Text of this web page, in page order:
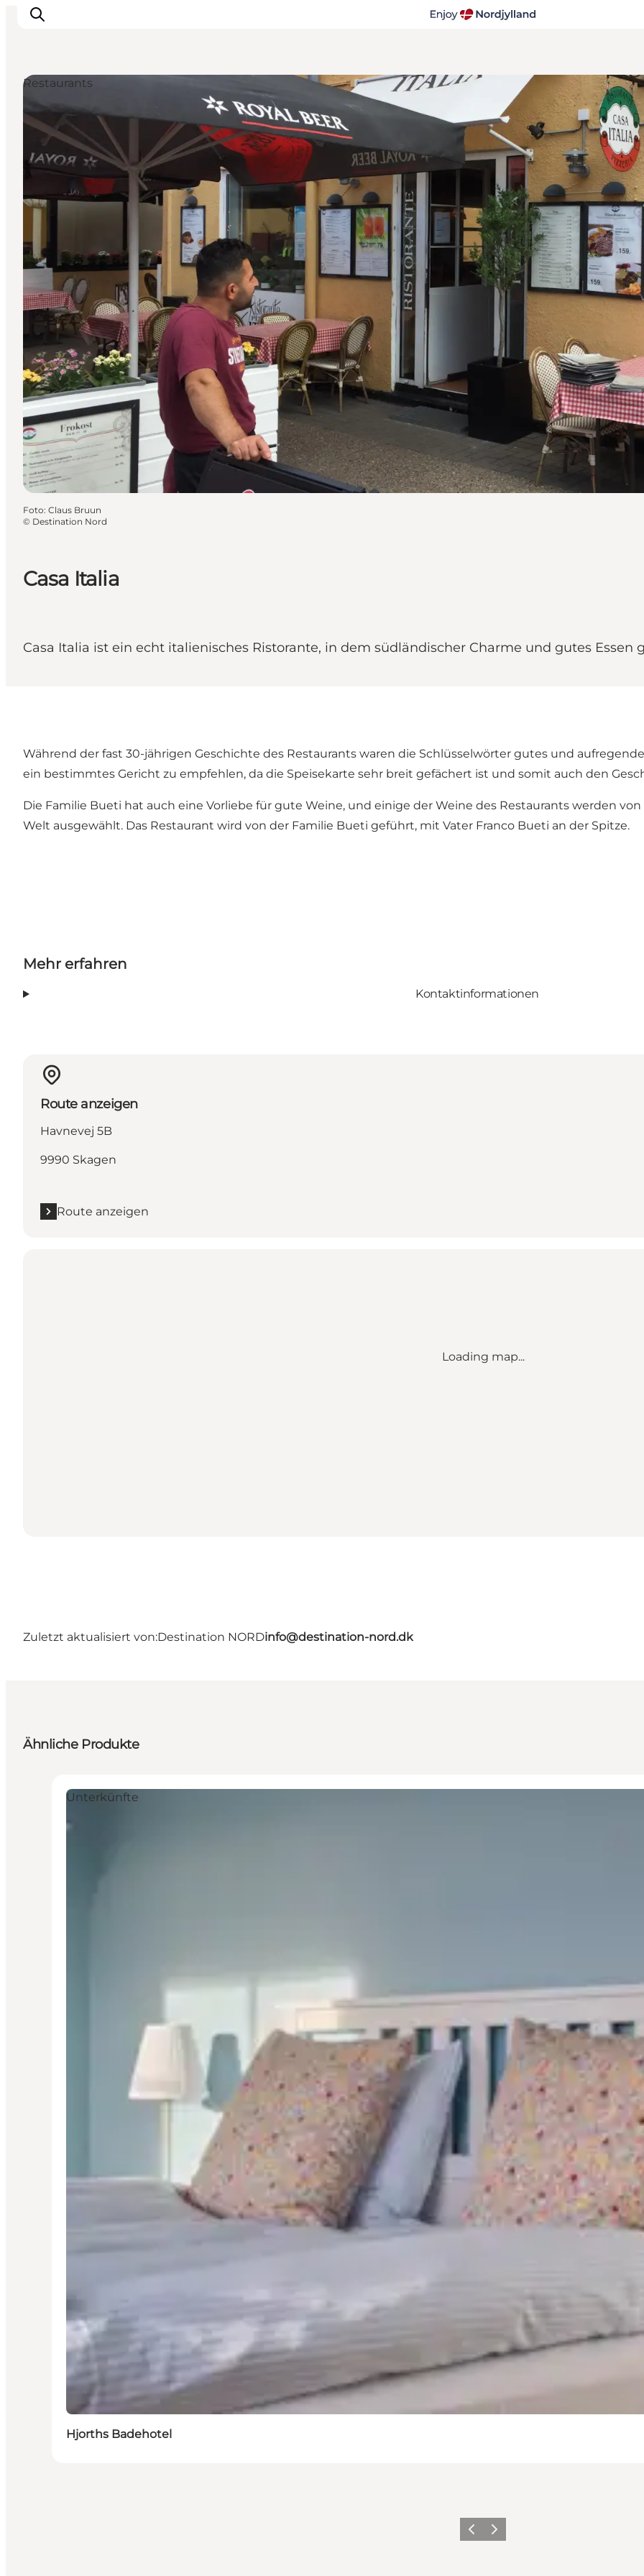
Erlebnisse
Reiseplanung
Destinationen
Veranstaltungen
Casa Italia
Casa Italia ist ein echt italienisches Ristorante, in dem südländischer Charme und gutes Essen
Restaurants
Foto: Claus Bruun
© Destination Nord
Während der fast 30-jährigen Geschichte des Restaurants waren die Schlüsselwörter gutes und
ein bestimmtes Gericht zu empfehlen, da die Speisekarte sehr breit gefächert ist und somit auch den
Die Familie Bueti hat auch eine Vorliebe für gute Weine, und einige der Weine des Restaurants werden
Welt ausgewählt. Das Restaurant wird von der Familie Bueti geführt, mit Vater Franco Bueti an der Spitze.
Mehr erfahren
Kontaktinformationen
Route anzeigen
Havnevej 5B
9990 Skagen
Route anzeigen
Loading map...
Zuletzt aktualisiert von:Destination NORDinfo@destination-nord.dk
Ähnliche Produkte
Unterkünfte
Hjorths Badehotel
ZurückWeiter